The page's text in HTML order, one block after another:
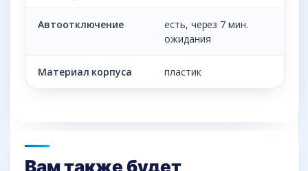
Автоотключение
есть, через 7 мин.
ожидания
Материал корпуса пластик
Вам также будет